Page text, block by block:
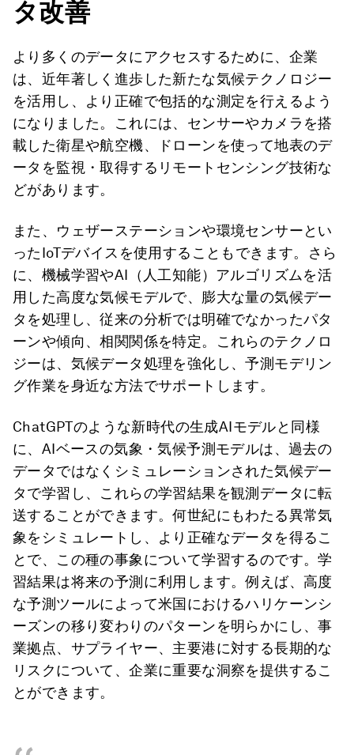
タ改善
より多くのデータにアクセスするために、企業
は、近年著しく進歩した新たな気候テクノロジー
を活用し、より正確で包括的な測定を行えるよう
になりました。これには、センサーやカメラを搭
載した衛星や航空機、ドローンを使って地表のデ
ータを監視・取得するリモートセンシング技術な
どがあります。
また、ウェザーステーションや環境センサーとい
ったIoTデバイスを使用することもできます。さら
に、機械学習やAI（人工知能）アルゴリズムを活
用した高度な気候モデルで、膨大な量の気候デー
タを処理し、従来の分析では明確でなかったパタ
ーンや傾向、相関関係を特定。これらのテクノロ
ジーは、気候データ処理を強化し、予測モデリン
グ作業を身近な方法でサポートします。
ChatGPTのような新時代の生成AIモデルと同様
に、AIベースの気象・気候予測モデルは、過去の
データではなくシミュレーションされた気候デー
タで学習し、これらの学習結果を観測データに転
送することができます。何世紀にもわたる異常気
象をシミュレートし、より正確なデータを得るこ
とで、この種の事象について学習するのです。学
習結果は将来の予測に利用します。例えば、高度
な予測ツールによって米国におけるハリケーンシ
ーズンの移り変わりのパターンを明らかにし、事
業拠点、サプライヤー、主要港に対する長期的な
リスクについて、企業に重要な洞察を提供するこ
とができます。